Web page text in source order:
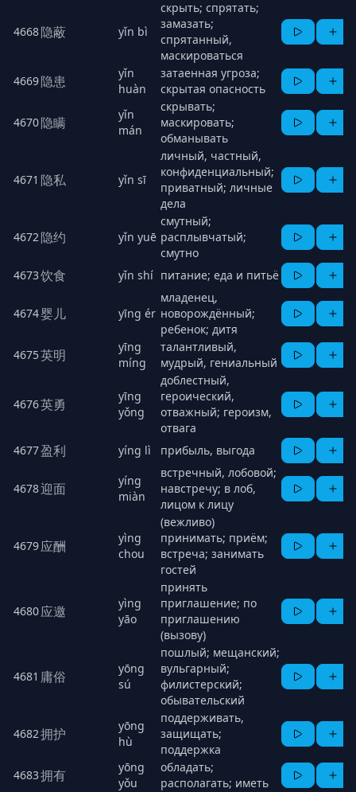
4668隐蔽 yǐn bì
скрыть; спрятать;
замазать;
спрятанный,
маскироваться
4669隐患
yǐn
huàn
затаенная угроза;
скрытая опасность
4670隐瞒
yǐn
mán
скрывать;
маскировать;
обманывать
4671 隐私 yǐn sī
личный, частный,
конфиденциальный;
приватный; личные
дела
4672隐约 yǐn yuē
смутный;
расплывчатый;
смутно
4673饮食 yǐn shí питание; еда и питьё
4674婴儿 yīng ér
младенец,
новорождённый;
ребенок; дитя
4675英明
yīng
míng
талантливый,
мудрый, гениальный
4676英勇
yīng
yǒng
доблестный,
героический,
отважный; героизм,
отвага
4677盈利 yíng lì прибыль, выгода
4678迎面
yíng
miàn
встречный, лобовой;
навстречу; в лоб,
лицом к лицу
4679应酬
yìng
chou
(вежливо)
принимать; приём;
встреча; занимать
гостей
4680应邀
yìng
yāo
принять
приглашение; по
приглашению
(вызову)
4681 庸俗
yōng
sú
пошлый; мещанский;
вульгарный;
филистерский;
обывательский
4682拥护
yōng
hù
поддерживать,
защищать;
поддержка
4683拥有
yōng
yǒu
обладать;
располагать; иметь